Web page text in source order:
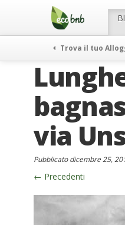
Menu
Trova il tuo
via
Pubblicatodicembre 25,
← Precedenti